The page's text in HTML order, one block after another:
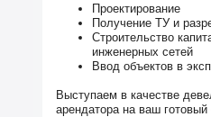
Проектирование
Получение ТУ и
Строительство
инженерных сетей
Ввод объектов в
Выступаем в качестве
арендатора на ваш готовый